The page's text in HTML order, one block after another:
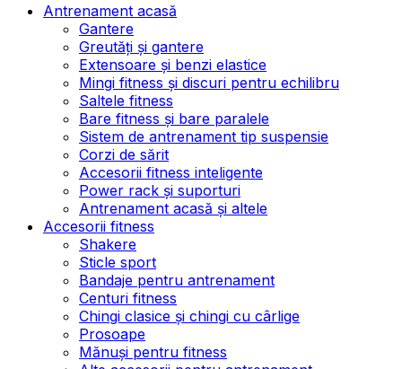
Antrenament acasă
Gantere
Greutăți și gantere
Extensoare și benzi elastice
Mingi fitness și discuri pentru echilibru
Saltele fitness
Bare fitness și bare paralele
Sistem de antrenament tip suspensie
Corzi de sărit
Accesorii fitness inteligente
Power rack și suporturi
Antrenament acasă și altele
Accesorii fitness
Shakere
Sticle sport
Bandaje pentru antrenament
Centuri fitness
Chingi clasice și chingi cu cârlige
Prosoape
Mănuși pentru fitness